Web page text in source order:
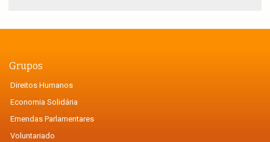
Grupos
Direitos Humanos
Economia Solidária
Emendas Parlamentares
Voluntariado